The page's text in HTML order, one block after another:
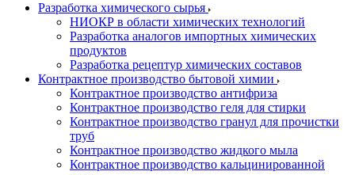
Разработка химического сырья
НИОКР в области химических технологий
Разработка аналогов импортных химических
продуктов
Разработка рецептур химических составов
Контрактное производство бытовой химии
Контрактное производство антифриза
Контрактное производство геля для стирки
Контрактное производство гранул для прочистки
труб
Контрактное производство жидкого мыла
Контрактное производство кальцинированной